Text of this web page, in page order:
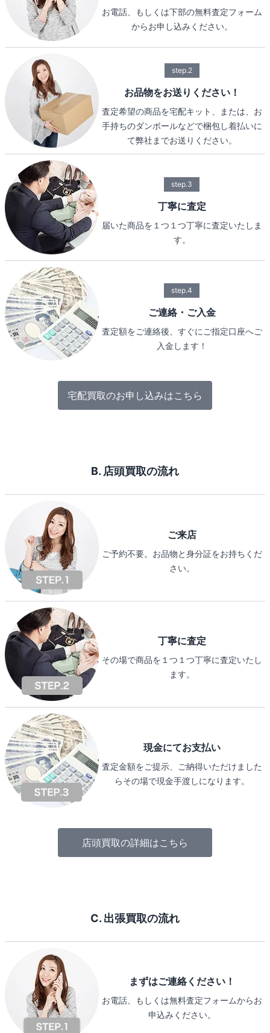
お電話、もしくは下部の無料査定フォーム
からお申し込みください。
step.2
お品物をお送りください！
査定希望の商品を宅配キット、または、お
手持ちのダンボールなどで梱包し着払いに
て弊社までお送りください。
step.3
丁寧に査定
届いた商品を１つ１つ丁寧に査定いたしま
す。
step.4
ご連絡・ご入金
査定額をご連絡後、すぐにご指定口座へご
入金します！
宅配買取のお申し込みはこちら
B. 店頭買取の流れ
ご来店
ご予約不要。お品物と身分証をお持ちくだ
さい。
丁寧に査定
その場で商品を１つ１つ丁寧に査定いたし
ます。
現金にてお支払い
査定金額をご提示、ご納得いただけました
らその場で現金手渡しになります。
店頭買取の詳細はこちら
C. 出張買取の流れ
まずはご連絡ください！
お電話、もしくは無料査定フォームからお
申込みください。